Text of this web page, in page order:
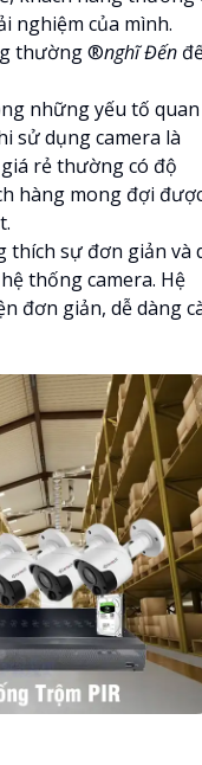
nghiệm của mình.
thường ®️nghĩ Đến
những yếu tố quan
sử dụng camera là
rẻ thường có độ
hàng mong đợi
thích sự đơn giản và
thống camera. Hệ
đơn giản, dễ dàng